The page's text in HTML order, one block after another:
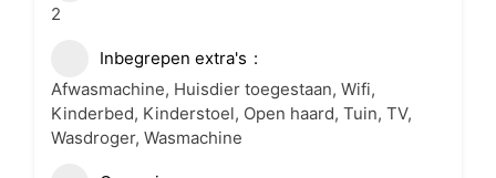
2
Inbegrepen extra's
Afwasmachine, Huisdier toegestaan, Wifi,
Kinderbed, Kinderstoel, Open haard, Tuin, TV,
Wasdroger, Wasmachine